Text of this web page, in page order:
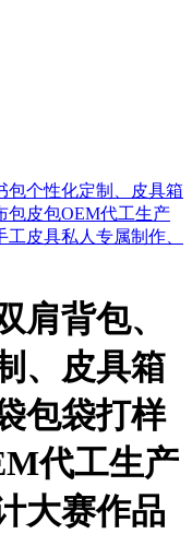
肩背包、
、皮具箱
包袋打样
代工生产
大赛作品